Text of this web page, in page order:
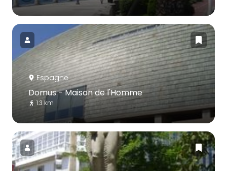
Espagne
Domus - Maison de l'Homme
1.3 km